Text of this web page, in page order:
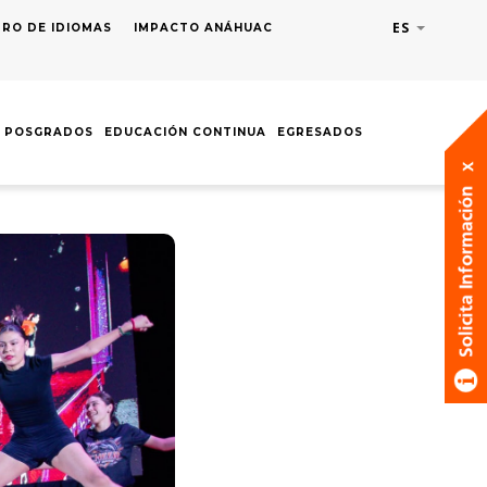
ES Lista
DE IDIOMAS IMPACTO ANÁHUAC
POSGRADOS EDUCACIÓN CONTINUA EGRESADOS